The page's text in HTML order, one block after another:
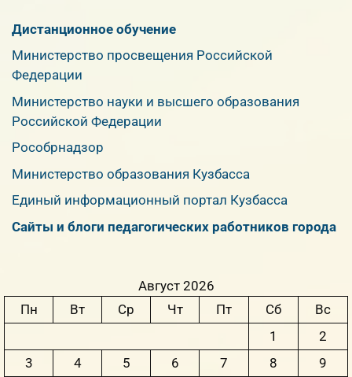
Дистанционное обучение
Министерство просвещения Российской
Федерации
Министерство науки и высшего образования
Российской Федерации
Рособрнадзор
Министерство образования Кузбасса
Единый информационный портал Кузбасса
Сайты и блоги педагогических работников города
Август 2026
Пн
Вт Ср Чт Пт Сб
Вс
1
2
3
4 5 6 7 8 9